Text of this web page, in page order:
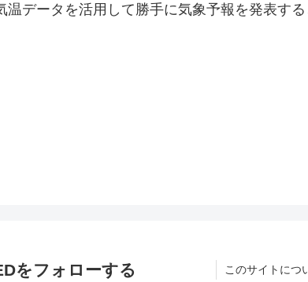
データを活用して勝手に気象予報を発表す
をフォローする このサイトにつ